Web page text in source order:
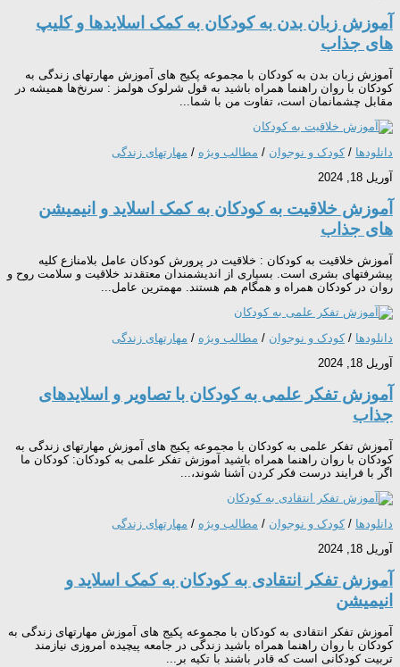
آموزش زبان بدن به کودکان به کمک اسلایدها و کلیپ
های جذاب
آموزش زبان بدن به کودکان با مجموعه پکیج های آموزش مهارتهای زندگی به
کودکان با روان راهنما همراه باشید به قول شرلوک هولمز : سرنخ‌ها همیشه در
مقابل چشمانمان است، تفاوت من با شما...
دانلودها /کودک و نوجوان / مطالب ویژه / مهارتهای زندگی
آوریل 18, 2024
آموزش خلاقیت به کودکان به کمک اسلاید و انیمیشن
های جذاب
آموزش خلاقیت به کودکان : خلاقیت در پرورش کودکان عامل بلامنازع کلیه
پیشرفت‏های بشری است. بسیاری از اندیشمندان معتقدند خلاقیت و سلامت روح و
روان در کودکان همراه و همگام هم هستند. مهمترین عامل...
دانلودها /کودک و نوجوان / مطالب ویژه / مهارتهای زندگی
آوریل 18, 2024
آموزش تفکر علمی به کودکان با تصاویر و اسلایدهای
جذاب
آموزش تفکر علمی به کودکان با مجموعه پکیج های آموزش مهارتهای زندگی به
کودکان با روان راهنما همراه باشید آموزش تفکر علمی به کودکان: کودکان ما
اگر با فرایند درست فکر کردن آشنا شوند،...
دانلودها /کودک و نوجوان / مطالب ویژه / مهارتهای زندگی
آوریل 18, 2024
آموزش تفکر انتقادی به کودکان به کمک اسلاید و
انیمیشن
آموزش تفکر انتقادی به کودکان با مجموعه پکیج های آموزش مهارتهای زندگی به
کودکان با روان راهنما همراه باشید زندگی در جامعه پیچیده امروزی نیازمند
تربیت کودکانی است که قادر باشند با تکیه بر...